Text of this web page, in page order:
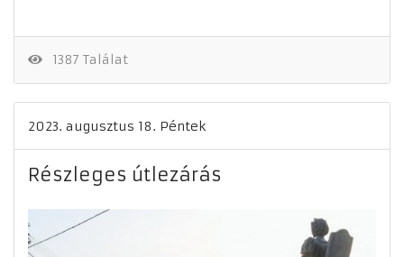
1387 Találat
2023. augusztus 18. Péntek
Részleges útlezárás